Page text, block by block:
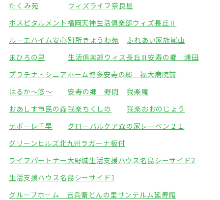
たくみ苑
ウィズライフ奈良屋
ホスピタルメント福岡天神生活倶楽部ウィズ長丘Ⅱ
ルーエハイム安心別所きょうわ苑
ふれあい家族嵐山
まひろの里
生活倶楽部ウィズ長丘Ⅲ安寿の郷 浦田
プラチナ・シニアホーム博多安寿の郷 福大病院前
はるか～悠～
安寿の郷 野間
我楽庵
おあしす市民の森 我楽ちくしの
我楽おおのじょう
テポーレ千早
グローバルケア森の家レーベン２１
グリーンヒルズ北九州ラガーナ板付
ライフパートナー大野城生活支援ハウス名島シーサイド2
生活支援ハウス名島シーサイド1
グループホーム 吉兵衛どんの里 サンテルム延寿館